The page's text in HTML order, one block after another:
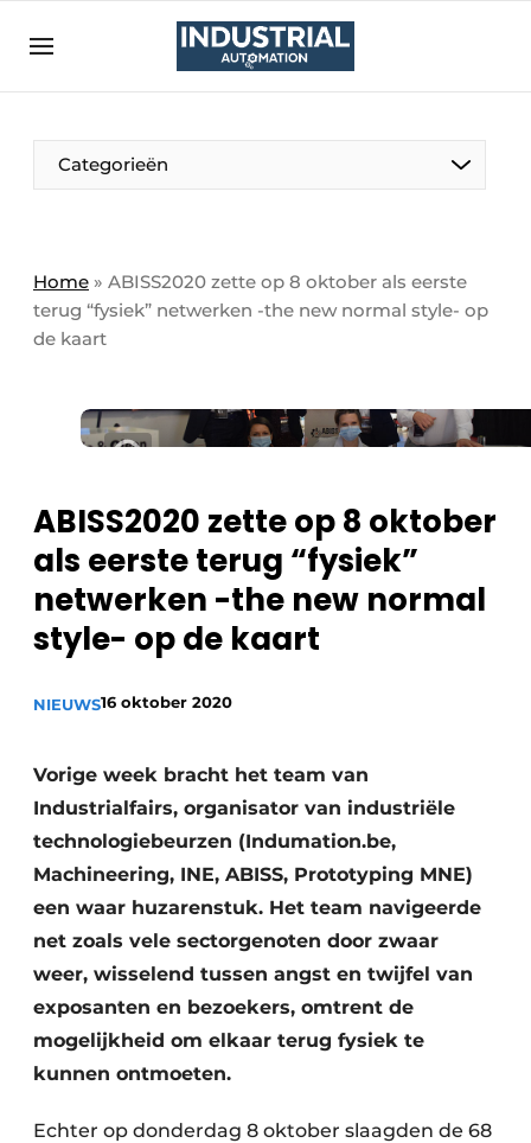
Aanmelden
Bedrijven
Bedrijven
Direct contact
Eigen content aanleveren
Meest gelezen
Podcasts
Privacy / Cookie statement
Vacature aanmelden
Vacatures
Categorieën
Home » ABISS2020 zette op 8 oktober als eerste
terug “fysiek” netwerken -the new normal style- op
de kaart
ABISS2020 zette op 8 oktober
als eerste terug “fysiek”
netwerken -the new normal
style- op de kaart
NIEUWS16 oktober 2020
Vorige week bracht het team van
Industrialfairs, organisator van industriële
technologiebeurzen (Indumation.be,
Machineering, INE, ABISS, Prototyping MNE)
een waar huzarenstuk. Het team navigeerde
net zoals vele sectorgenoten door zwaar
weer, wisselend tussen angst en twijfel van
exposanten en bezoekers, omtrent de
mogelijkheid om elkaar terug fysiek te
kunnen ontmoeten.
Echter op donderdag 8 oktober slaagden de 68